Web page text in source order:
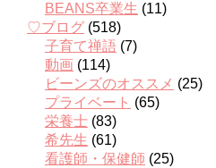
BEANS卒業生 (11)
♡ブログ (518)
子育て禅語 (7)
動画 (114)
ビーンズのオススメ (25)
プライベート (65)
栄養士 (83)
希先生 (61)
看護師・保健師 (25)